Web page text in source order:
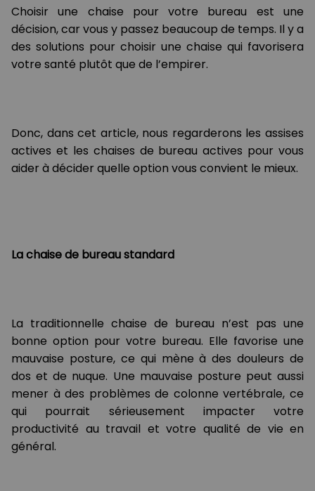
Choisir une chaise pour votre bureau est une
décision, car vous y passez beaucoup de temps. Il y a
des solutions pour choisir une chaise qui favorisera
votre santé plutôt que de l’empirer.
Donc, dans cet article, nous regarderons les assises
actives et les chaises de bureau actives pour vous
aider à décider quelle option vous convient le mieux.
La chaise de bureau standard
La traditionnelle chaise de bureau n’est pas une
bonne option pour votre bureau. Elle favorise une
mauvaise posture, ce qui mène à des douleurs de
dos et de nuque. Une mauvaise posture peut aussi
mener à des problèmes de colonne vertébrale, ce
qui pourrait sérieusement impacter votre
productivité au travail et votre qualité de vie en
général.